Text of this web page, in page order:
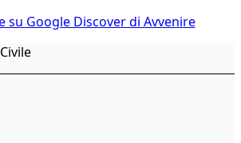
su Google Discover di Avvenire